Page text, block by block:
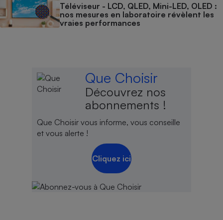
Téléviseur - LCD, QLED, Mini-LED, OLED :
nos mesures en laboratoire révèlent les
vraies performances
Que Choisir
Découvrez nos
abonnements !
Que Choisir vous informe, vous conseille
et vous alerte !
Cliquez ici